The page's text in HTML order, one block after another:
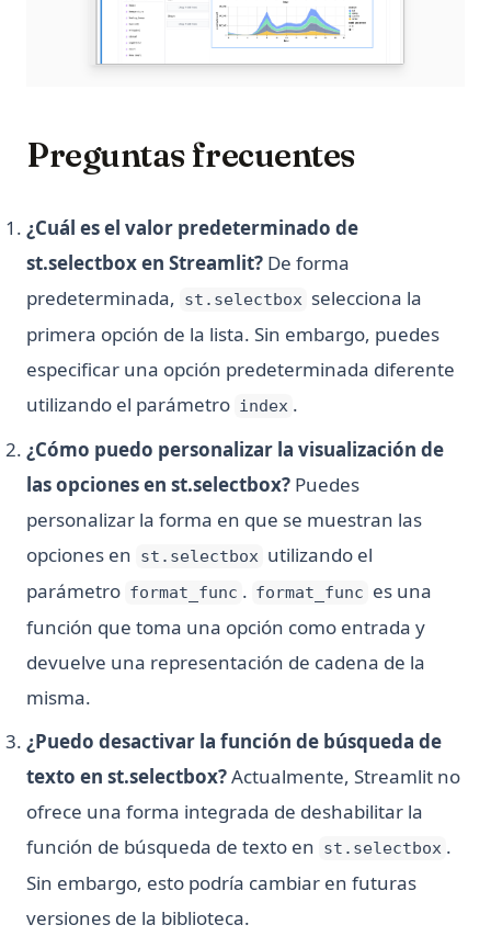
Preguntas frecuentes
¿Cuál es el valor predeterminado de
st.selectbox en Streamlit? De forma
predeterminada, st.selectbox selecciona la
primera opción de la lista. Sin embargo, puedes
especificar una opción predeterminada diferente
utilizando el parámetro index .
¿Cómo puedo personalizar la visualización de
las opciones en st.selectbox? Puedes
personalizar la forma en que se muestran las
opciones en st.selectbox utilizando el
parámetro format_func . format_func es una
función que toma una opción como entrada y
devuelve una representación de cadena de la
misma.
¿Puedo desactivar la función de búsqueda de
texto en st.selectbox?Actualmente, Streamlit no
ofrece una forma integrada de deshabilitar la
función de búsqueda de texto en st.selectbox .
Sin embargo, esto podría cambiar en futuras
versiones de la biblioteca.